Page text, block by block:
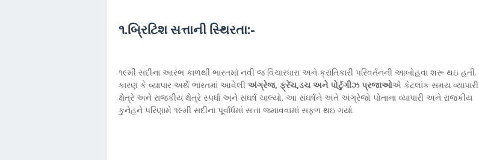
૧.બ્રિટિશ સત્તાની સ્થિરતા:-
૧૯મી સદીના આરંભ કાળથી ભારતમાં નવી જ વિચારધારા અને ક્રાંતિકારી પરિવર્તનની આબોહવા શરૂ થઇ હતી.
કારણ કે વ્યાપાર અર્થે ભારતમાં આવેલી અંગ્રેજ, ફ્રેંચ,ડચ અને પોર્ટુગીઝ પ્રજાઓએ કેટલાંક સમય વ્યાપારી
ક્ષેત્રે અને રાજકીય ક્ષેત્રે સ્પર્ધા અને સંઘર્ષ ચાલ્યો. આ સંઘર્ષને અંતે અંગ્રેજો પોતાના વ્યાપારી અને રાજકીય
કુનેહને પરિણામે ૧૯મી સદીના પૂર્વાર્ધમાં સત્તા જમાવવામાં સફળ થઇ ગયાં.